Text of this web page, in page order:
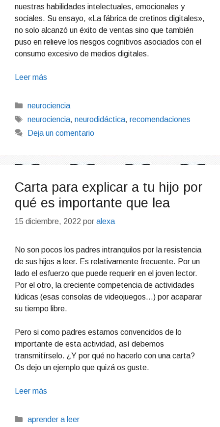
nuestras habilidades intelectuales, emocionales y
sociales. Su ensayo, «La fábrica de cretinos digitales»,
no solo alcanzó un éxito de ventas sino que también
puso en relieve los riesgos cognitivos asociados con el
consumo excesivo de medios digitales.
Leer más
Categorías
neurociencia
Etiquetas
neurociencia, neurodidáctica, recomendaciones
Deja un comentario
Carta para explicar a tu hijo por
qué es importante que lea
15 diciembre, 2022 por alexa
No son pocos los padres intranquilos por la resistencia
de sus hijos a leer. Es relativamente frecuente. Por un
lado el esfuerzo que puede requerir en el joven lector.
Por el otro, la creciente competencia de actividades
lúdicas (esas consolas de videojuegos…) por acaparar
su tiempo libre.
Pero si como padres estamos convencidos de lo
importante de esta actividad, así debemos
transmitírselo. ¿Y por qué no hacerlo con una carta?
Os dejo un ejemplo que quizá os guste.
Leer más
Categorías
aprender a leer